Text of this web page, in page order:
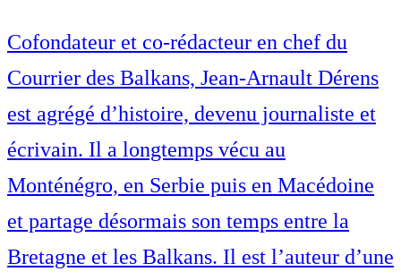
Cofondateur et co-rédacteur en chef du
Courrier des Balkans, Jean-Arnault Dérens
est agrégé d’histoire, devenu journaliste et
écrivain. Il a longtemps vécu au
Monténégro, en Serbie puis en Macédoine
et partage désormais son temps entre la
Bretagne et les Balkans. Il est l’auteur d’une